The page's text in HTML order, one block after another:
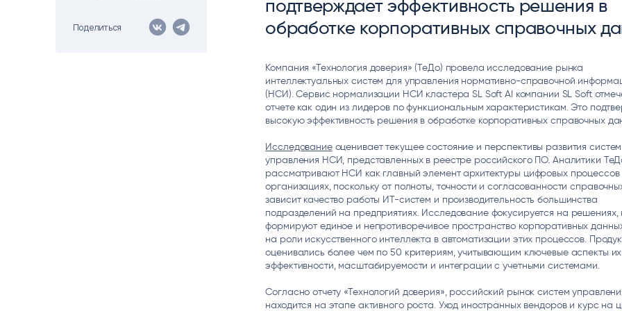
АВТОМАТИЗАЦИЯ ЭДО LOW-CODE BPM-ПЛАТФОРМА
Robovoice
ГОЛОСОВЫЕ И ТЕКСТОВЫЕ БОТЫ
Преферентум
ИНТЕЛЛЕКТУАЛЬНАЯ ОБРАБОТКА
ТЕКСТА
MD Audit
КОНТРОЛЬ ОПЕРАЦИОННОЙ
ДЕЯТЕЛЬНОСТИ
Поделиться
подтверждает эффективность решения в
обработке корпоративных справочных
Компания «Технология доверия» (ТеДо) провела исследование рынка
интеллектуальных систем для управления нормативно-справочной
(НСИ). Сервис нормализации НСИ кластера SL Soft AI компании SL Soft
отчете как один из лидеров по функциональным характеристикам. Это
высокую эффективность решения в обработке корпоративных справочных
Исследованиеоценивает текущее состояние и перспективы развития систем
управления НСИ, представленных в реестре российского ПО. Аналитики
рассматривают НСИ как главный элемент архитектуры цифровых процессов
организациях, поскольку от полноты, точности и согласованности
зависит качество работы ИТ-систем и производительность большинства
подразделений на предприятиях. Исследование фокусируется на решениях,
формируют единое и непротиворечивое пространство корпоративных
на роли искусственного интеллекта в автоматизации этих процессов.
оценивались более чем по 50 критериям, учитывающим ключевые аспекты их
эффективности, масштабируемости и интеграции с учетными системами.
Согласно отчету «Технологий доверия», российский рынок систем
находится на этапе активного роста. Уход иностранных вендоров и курс на